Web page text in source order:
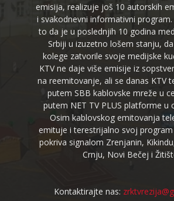
emisija, realizuje još 10 autorskih
i svakodnevni informativni
to da je u poslednjih 10 godina
Srbiji u izuzetno lošem stanju,
kolege zatvorile svoje medijske
KTV ne daje više emisije iz
na reemitovanje, ali se danas KTV
putem SBB kablovske mreže u
putem NET TV PLUS platforme u
Osim kablovskog emitovanja
emituje i terestrijalno svoj
pokriva signalom Zrenjanin,
Crnju, Novi Bečej i
Kontaktirajte nas: